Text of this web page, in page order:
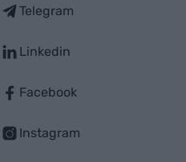
Telegram
Linkedin
Facebook
Instagram